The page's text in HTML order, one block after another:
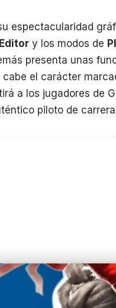
espectacularidad
y los modos de
presenta unas
el carácter
a los jugadores de
piloto de